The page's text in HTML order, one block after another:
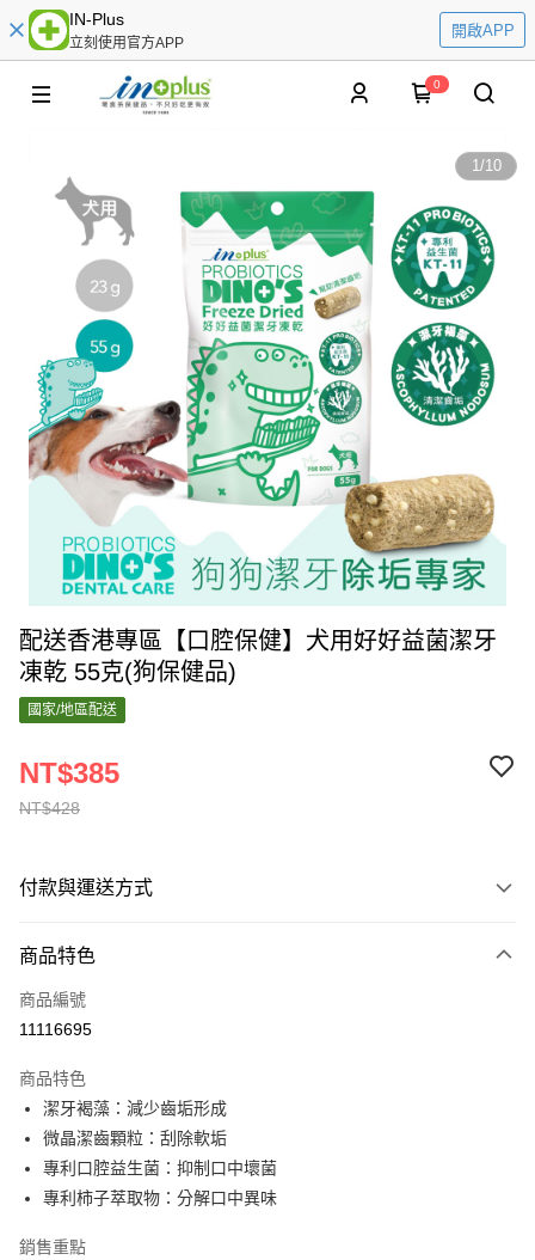
IN-Plus
立刻使用官方APP
開啟APP
0
1/10
配送香港專區【口腔保健】犬用好好益菌潔牙
凍乾 55克(狗保健品)
國家/地區配送
NT$428
NT$385
付款與運送方式
信用卡一次付款
運送方式
香港專區配送
商品特色
商品編號
11116695
商品特色
潔牙褐藻：減少齒垢形成
微晶潔齒顆粒：刮除軟垢
專利口腔益生菌：抑制口中壞菌
專利柿子萃取物：分解口中異味
銷售重點